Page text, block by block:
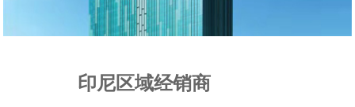
印尼区域经销商